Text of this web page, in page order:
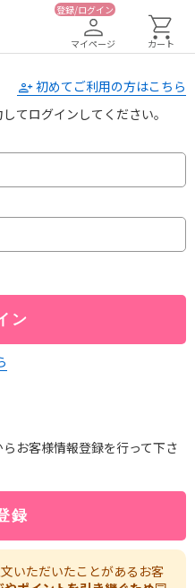
登録/ログイン
マイページ カート
初めてご利用の方はこちら
てログインしてください。
お客様情報登録を行って下さ
いただいたことがあるお客